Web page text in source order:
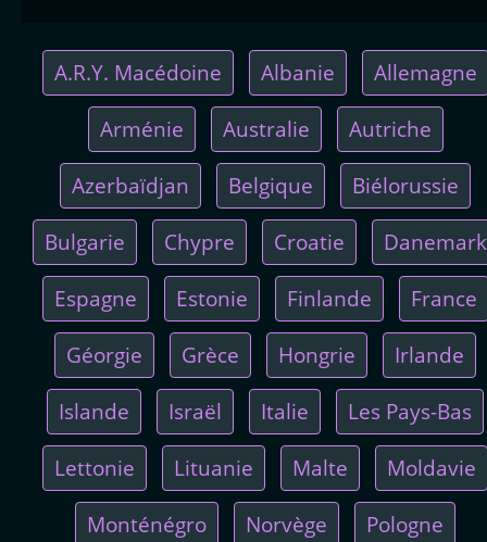
A.R.Y. Macédoine Albanie Allemagne
Arménie Australie Autriche
Azerbaïdjan Belgique Biélorussie
Bulgarie Chypre Croatie Danemark
Espagne Estonie Finlande France
Géorgie Grèce Hongrie Irlande
Islande Israël Italie Les Pays-Bas
Lettonie Lituanie Malte Moldavie
Monténégro Norvège Pologne